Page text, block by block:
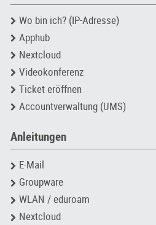
Wo bin ich? (IP-Adresse)
Apphub
Nextcloud
Videokonferenz
Ticket eröffnen
Accountverwaltung (UMS)
Anleitungen
E-Mail
Groupware
WLAN / eduroam
Nextcloud